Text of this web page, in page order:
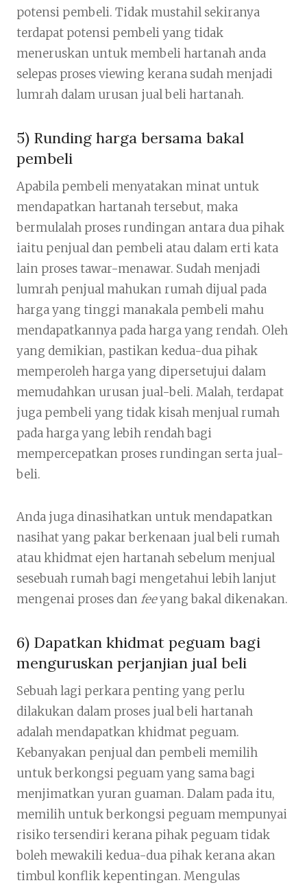
potensi pembeli. Tidak mustahil sekiranya
terdapat potensi pembeli yang tidak
meneruskan untuk membeli hartanah anda
selepas proses viewing kerana sudah menjadi
lumrah dalam urusan jual beli hartanah.
5) Runding harga bersama bakal
pembeli
Apabila pembeli menyatakan minat untuk
mendapatkan hartanah tersebut, maka
bermulalah proses rundingan antara dua pihak
iaitu penjual dan pembeli atau dalam erti kata
lain proses tawar-menawar. Sudah menjadi
lumrah penjual mahukan rumah dijual pada
harga yang tinggi manakala pembeli mahu
mendapatkannya pada harga yang rendah. Oleh
yang demikian, pastikan kedua-dua pihak
memperoleh harga yang dipersetujui dalam
memudahkan urusan jual-beli. Malah, terdapat
juga pembeli yang tidak kisah menjual rumah
pada harga yang lebih rendah bagi
mempercepatkan proses rundingan serta jual-
beli.
Anda juga dinasihatkan untuk mendapatkan
nasihat yang pakar berkenaan jual beli rumah
atau khidmat ejen hartanah sebelum menjual
sesebuah rumah bagi mengetahui lebih lanjut
mengenai proses dan feeyang bakal dikenakan.
6) Dapatkan khidmat peguam bagi
menguruskan perjanjian jual beli
Sebuah lagi perkara penting yang perlu
dilakukan dalam proses jual beli hartanah
adalah mendapatkan khidmat peguam.
Kebanyakan penjual dan pembeli memilih
untuk berkongsi peguam yang sama bagi
menjimatkan yuran guaman. Dalam pada itu,
memilih untuk berkongsi peguam mempunyai
risiko tersendiri kerana pihak peguam tidak
boleh mewakili kedua-dua pihak kerana akan
timbul konflik kepentingan. Mengulas